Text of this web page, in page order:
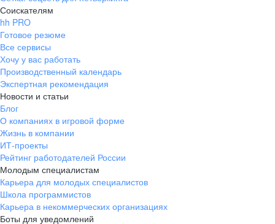
Соискателям
hh PRO
Готовое резюме
Все сервисы
Хочу у вас работать
Производственный календарь
Экспертная рекомендация
Новости и статьи
Блог
О компаниях в игровой форме
Жизнь в компании
ИТ-проекты
Рейтинг работодателей России
Молодым специалистам
Карьера для молодых специалистов
Школа программистов
Карьера в некоммерческих организациях
Боты для уведомлений